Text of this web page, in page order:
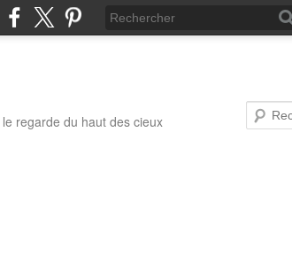
regarde du haut des cieux